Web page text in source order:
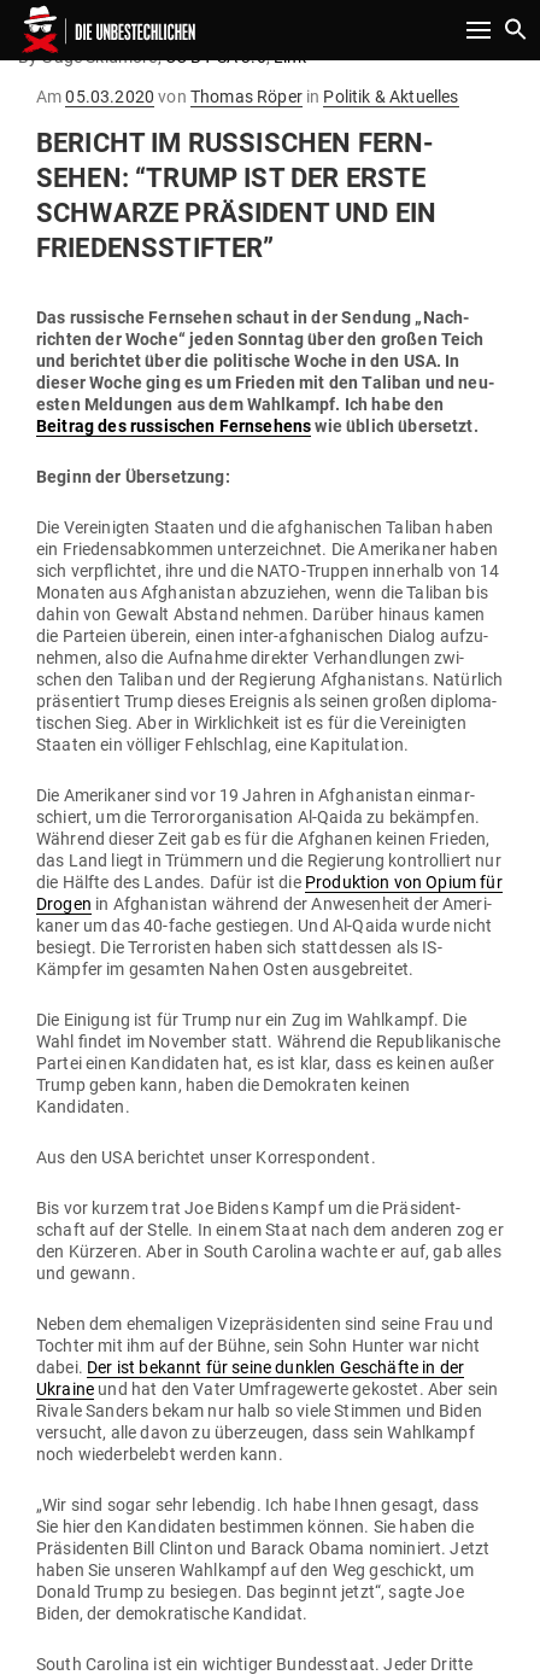
Toggle
By Gage Skidmore,CC BY-SA 3.0,Link
AmGepostet
05.03.2020 von Thomas Röperin Politik & Aktuelles
BERICHT IM RUS­SI­SCHEN FERN­
SEHEN: “TRUMP IST DER ERSTE
SCHWARZE PRÄ­SIDENT UND EIN
FRIEDENSSTIFTER”
Das rus­sische Fern­sehen schaut in der Sendung „Nach­
richten der Woche“ jeden Sonntag über den großen Teich
und berichtet über die poli­tische Woche in den USA. In
dieser Woche ging es um Frieden mit den Taliban und neu­
esten Mel­dungen aus dem Wahl­kampf. Ich habe den
Beitrag des rus­si­schen Fern­sehenswie üblich übersetzt.
Beginn der Übersetzung:
Die Ver­ei­nigten Staaten und die afgha­ni­schen Taliban haben
ein Frie­dens­ab­kommen unter­zeichnet. Die Ame­ri­kaner haben
sich ver­pflichtet, ihre und die NATO-Truppen innerhalb von 14
Monaten aus Afgha­nistan abzu­ziehen, wenn die Taliban bis
dahin von Gewalt Abstand nehmen. Darüber hinaus kamen
die Par­teien überein, einen inter-afgha­ni­schen Dialog auf­zu­
nehmen, also die Auf­nahme direkter Ver­hand­lungen zwi­
schen den Taliban und der Regierung Afgha­ni­stans. Natürlich
prä­sen­tiert Trump dieses Ereignis als seinen großen diplo­ma­
ti­schen Sieg. Aber in Wirk­lichkeit ist es für die Ver­ei­nigten
Staaten ein völ­liger Fehl­schlag, eine Kapitulation.
Die Ame­ri­kaner sind vor 19 Jahren in Afgha­nistan ein­mar­
schiert, um die Ter­ror­or­ga­ni­sation Al-Qaida zu bekämpfen.
Während dieser Zeit gab es für die Afghanen keinen Frieden,
das Land liegt in Trümmern und die Regierung kon­trol­liert nur
die Hälfte des Landes. Dafür ist die Pro­duktion von Opium für
Drogen in Afgha­nistan während der Anwe­senheit der Ame­ri­
kaner um das 40-fache gestiegen. Und Al-Qaida wurde nicht
besiegt. Die Ter­ro­risten haben sich statt­dessen als IS-
Kämpfer im gesamten Nahen Osten ausgebreitet.
Die Einigung ist für Trump nur ein Zug im Wahl­kampf. Die
Wahl findet im November statt. Während die Repu­bli­ka­nische
Partei einen Kan­di­daten hat, es ist klar, dass es keinen außer
Trump geben kann, haben die Demo­kraten keinen
Kandidaten.
Aus den USA berichtet unser Korrespondent.
Bis vor kurzem trat Joe Bidens Kampf um die Prä­si­dent­
schaft auf der Stelle. In einem Staat nach dem anderen zog er
den Kür­zeren. Aber in South Carolina wachte er auf, gab alles
und gewann.
Neben dem ehe­ma­ligen Vize­prä­si­denten sind seine Frau und
Tochter mit ihm auf der Bühne, sein Sohn Hunter war nicht
dabei. Der ist bekannt für seine dunklen Geschäfte in der
Ukraine und hat den Vater Umfra­ge­werte gekostet. Aber sein
Rivale Sanders bekam nur halb so viele Stimmen und Biden
ver­sucht, alle davon zu über­zeugen, dass sein Wahl­kampf
noch wie­der­belebt werden kann.
„Wir sind sogar sehr lebendig. Ich habe Ihnen gesagt, dass
Sie hier den Kan­di­daten bestimmen können. Sie haben die
Prä­si­denten Bill Clinton und Barack Obama nomi­niert. Jetzt
haben Sie unseren Wahl­kampf auf den Weg geschickt, um
Donald Trump zu besiegen. Das beginnt jetzt“, sagte Joe
Biden, der demo­kra­tische Kandidat.
South Carolina ist ein wich­tiger Bun­des­staat. Jeder Dritte